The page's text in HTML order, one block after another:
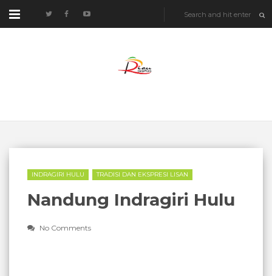
INDRAGIRI HULU TRADISI DAN EKSPRESI LISAN
Nandung Indragiri Hulu
No Comments